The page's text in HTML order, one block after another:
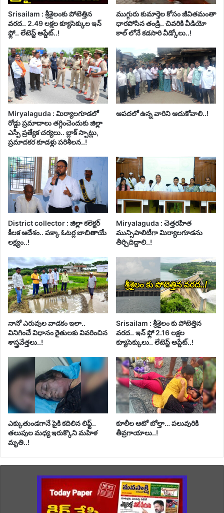
Srisailam : శ్రీశైలంకు పోటెత్తిన
వరద.. 2.49 లక్షల క్యూసెక్కుల ఇన్
ఫ్లో.. లేటెస్ట్ అప్డేట్..!
ముగ్గురు కుమార్తెల కోసం జీవితమంతా
ధారపోసిన తండ్రి.. చివరికి వీడియో
కాల్ లోనే కడసారి వీడ్కోలు..!
Miryalaguda : మిర్యాలగూడలో
రోడ్డు ప్రమాదాలు తగ్గించెందుకు జిల్లా
ఎస్పీ ప్రత్యేక చర్యలు.. బ్లాక్ స్పాట్లు,
ప్రమాదకర కూడళ్లు పరిశీలన..!
ఆపదలో ఉన్న వారిని ఆదుకోవాలి..!
District collector : జిల్లా కలెక్టర్
కీలక ఆదేశం.. పక్కా ఓటర్ల జాబితాయే
లక్ష్యం..!
Miryalaguda : చెత్తరహిత
మున్సిపాలిటీగా మిర్యాలగూడను
తీర్చిదిద్దాలి..!
నానో ఎరువుల వాడకం ఇలా..
వినిగించే విధానం రైతులకు వివరించిన
శాస్త్రవేత్తలు..!
Srisailam : శ్రీశైలం కు పోటెత్తిన
వరద.. ఇన్ ఫ్లో 2.16 లక్షల
క్యూసెక్కులు.. లేటెస్ట్ అప్డేట్..!
ఎక్కుతుండగానే పైకి కదిలిన లిఫ్ట్‌..
తలుపుల మధ్య ఇరుక్కొని మహిళ
మృతి..!
కూలీల ఆటో బోల్తా… పలువురికి
తీవ్రగాయాలు..!